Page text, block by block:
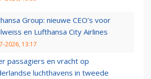
Group: nieuwe CEO’s voor
en Lufthansa City Airlines
2026, 13:17
passagiers en vracht op
luchthavens in tweede